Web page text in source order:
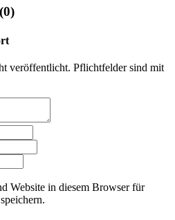
veröffentlicht. Pflichtfelder sind mit
Website in diesem Browser für